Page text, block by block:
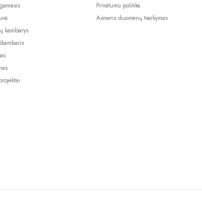
kambarys
Privatumo politika
Asmens duomenų tvarkymas